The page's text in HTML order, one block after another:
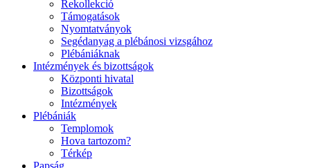
Rekollekció
Támogatások
Nyomtatványok
Segédanyag a plébánosi vizsgához
Plébániáknak
Intézmények és bizottságok
Központi hivatal
Bizottságok
Intézmények
Plébániák
Templomok
Hova tartozom?
Térkép
Papság